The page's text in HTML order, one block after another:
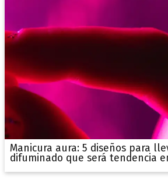
Manicura aura: 5 diseños para
difuminado que será tendencia